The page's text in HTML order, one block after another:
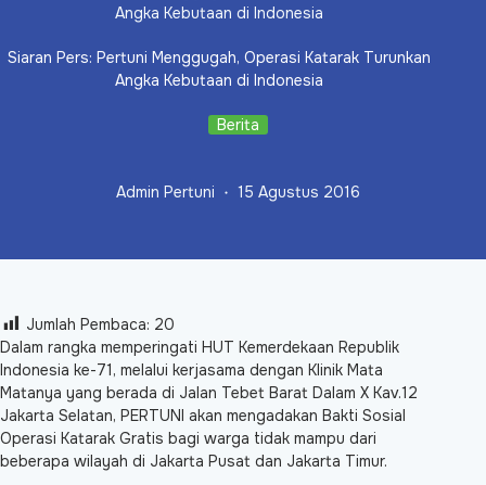
Angka Kebutaan di Indonesia
Siaran Pers: Pertuni Menggugah, Operasi Katarak Turunkan
Angka Kebutaan di Indonesia
Berita
Admin Pertuni 15 Agustus 2016
Jumlah Pembaca: 20
Dalam rangka memperingati HUT Kemerdekaan Republik
Indonesia ke-71, melalui kerjasama dengan Klinik Mata
Matanya yang berada di Jalan Tebet Barat Dalam X Kav.12
Jakarta Selatan, PERTUNI akan mengadakan Bakti Sosial
Operasi Katarak Gratis bagi warga tidak mampu dari
beberapa wilayah di Jakarta Pusat dan Jakarta Timur.